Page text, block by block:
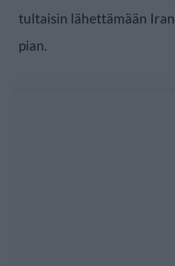
tultaisin lähettämään
pian.